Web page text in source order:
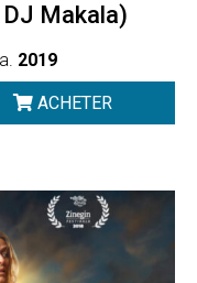
Makala)
2019
ACHETER